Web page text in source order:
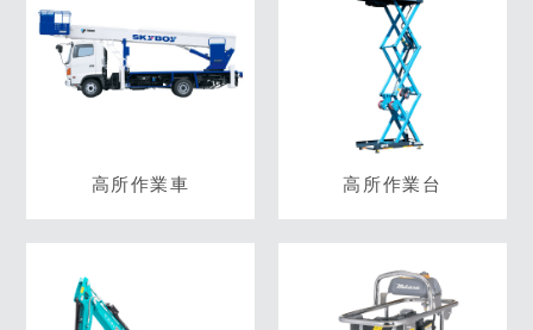
高所作業車 高所作業台